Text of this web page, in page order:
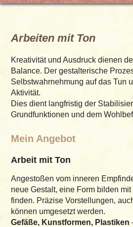
Coaching
Schreibwerkstatt, offene Gruppe
Fortbildung für Ergotherapeuten
als Unterrichtsbaustein
Arbeiten mit Ton
Pappe und Papier
Weitere Kreativtechniken
Kontakt
Impressum
Datenschutz
Arbeiten mit Ton
Kreativität und Ausdruck dienen
Balance. Der gestalterische
Selbstwahrnehmung auf das Tun
Aktivität.
Dies dient langfristig der
Grundfunktionen und dem
Mein Angebot
Arbeit mit Ton
Angestoßen vom inneren
neue Gestalt, eine Form bilden
finden. Präzise Vorstellungen,
können umgesetzt werden.
Gefäße, Kunstformen, Plastiken